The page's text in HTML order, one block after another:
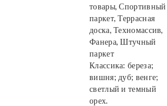
товары, Спортивный
паркет, Террасная
доска, Техномассив,
Фанера, Штучный
паркет
Классика: береза;
вишня; дуб; венге;
светлый и темный
орех.